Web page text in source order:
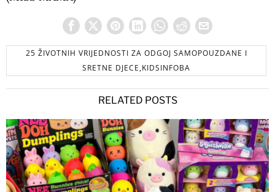
25 ŽIVOTNIH VRIJEDNOSTI ZA ODGOJ SAMOPOUZDANE I
SRETNE DJECE,KIDSINFOBA
RELATED POSTS